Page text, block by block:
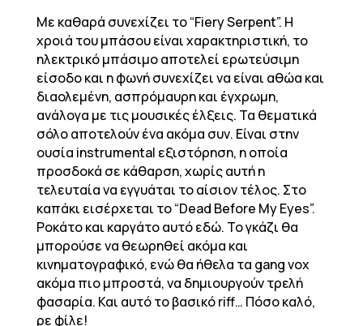
Με καθαρά συνεχίζει το “Fiery Serpent”. H
χροιά του μπάσου είναι χαρακτηριστική, το
ηλεκτρικό μπάσιμο αποτελεί ερωτεύσιμη
είσοδο και η φωνή συνεχίζει να είναι αθώα και
διαολεμένη, ασπρόμαυρη και έγχρωμη,
ανάλογα με τις μουσικές έλξεις. Τα θεματικά
σόλο αποτελούν ένα ακόμα συν. Είναι στην
ουσία instrumental εξιστόρηση, η οποία
προσδοκά σε κάθαρση, χωρίς αυτή η
τελευταία να εγγυάται το αίσιον τέλος. Στο
καπάκι εισέρχεται το “Dead Before My Eyes”.
Ροκάτο και καργάτο αυτό εδώ. Το γκάζι θα
μπορούσε να θεωρηθεί ακόμα και
κινηματογραφικό, ενώ θα ήθελα τα gang vox
ακόμα πιο μπροστά, να δημιουργούν τρελή
φασαρία. Και αυτό το βασικό riff… Πόσο καλό,
ρε φίλε!